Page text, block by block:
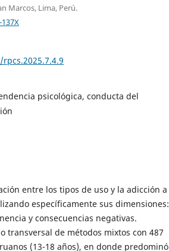
Marcos, Lima, Perú.
psicológica, conducta del
entre los tipos de uso y la adicción a
específicamente sus dimensiones:
y consecuencias negativas.
transversal de métodos mixtos con 487
(13-18 años), en donde predominó